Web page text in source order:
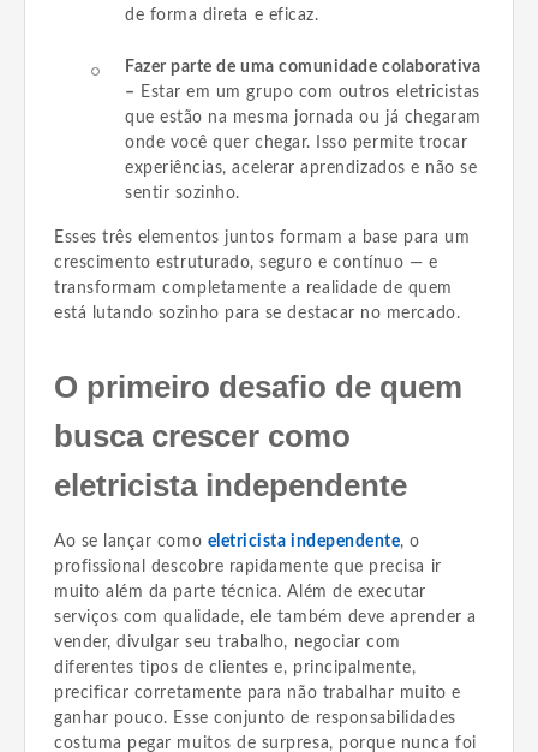
de forma direta e eficaz.
Fazer parte de uma comunidade colaborativa
– Estar em um grupo com outros eletricistas
que estão na mesma jornada ou já chegaram
onde você quer chegar. Isso permite trocar
experiências, acelerar aprendizados e não se
sentir sozinho.
Esses três elementos juntos formam a base para um
crescimento estruturado, seguro e contínuo — e
transformam completamente a realidade de quem
está lutando sozinho para se destacar no mercado.
O primeiro desafio de quem
busca crescer como
eletricista independente
Ao se lançar como eletricista independente, o
profissional descobre rapidamente que precisa ir
muito além da parte técnica. Além de executar
serviços com qualidade, ele também deve aprender a
vender, divulgar seu trabalho, negociar com
diferentes tipos de clientes e, principalmente,
precificar corretamente para não trabalhar muito e
ganhar pouco. Esse conjunto de responsabilidades
costuma pegar muitos de surpresa, porque nunca foi